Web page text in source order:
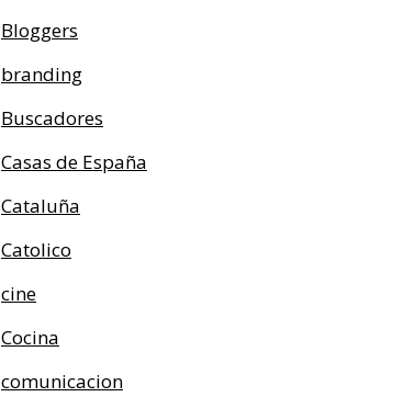
Bloggers
branding
Buscadores
Casas de España
Cataluña
Catolico
cine
Cocina
comunicacion